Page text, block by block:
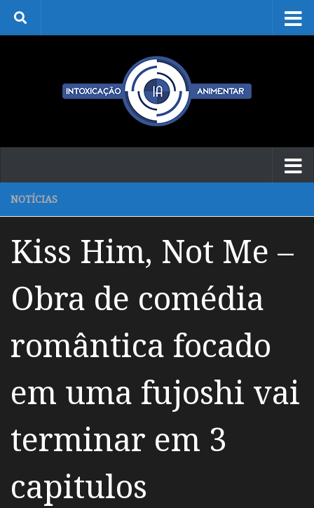
Skip to content
NOTÍCIAS
Kiss Him, Not Me –
Obra de comédia
romântica focado
em uma fujoshi vai
terminar em 3
capitulos